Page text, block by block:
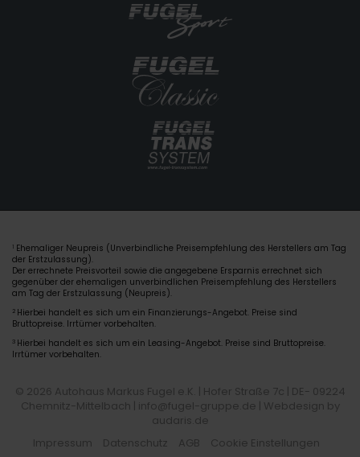
1 Ehemaliger Neupreis (Unverbindliche Preisempfehlung des Herstellers am Tag
der Erstzulassung).
Der errechnete Preisvorteil sowie die angegebene Ersparnis errechnet sich
gegenüber der ehemaligen unverbindlichen Preisempfehlung des Herstellers
am Tag der Erstzulassung (Neupreis).
2 Hierbei handelt es sich um ein Finanzierungs-Angebot. Preise sind
Bruttopreise. Irrtümer vorbehalten.
3 Hierbei handelt es sich um ein Leasing-Angebot. Preise sind Bruttopreise.
Irrtümer vorbehalten.
© 2026 Autohaus Markus Fugel e.K. | Hofer Straße 7c | DE- 09224
Chemnitz-Mittelbach | info@fugel-gruppe.de | Webdesign by
audaris.de
Impressum
Datenschutz AGB Cookie Einstellungen